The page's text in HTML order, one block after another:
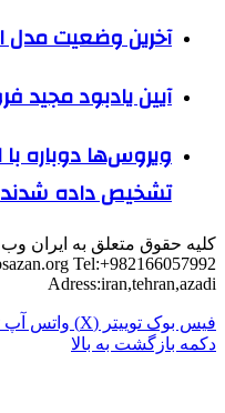
آخرین وضعیت
آیین یادبود مجید
ویروس‌ها دوباره با
تشخیص داده شدند
کلیه حقوق متعلق به ایران
Tel:+982166057992
Adress:iran,tehran,azadi
فیس بوک توییتر (X) واتس آپ
دکمه بازگشت به بالا